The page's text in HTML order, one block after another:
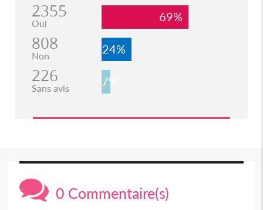
2355
Oui 69%
808
Non 24%
226
Sans avis 7%
0 Commentaire(s)